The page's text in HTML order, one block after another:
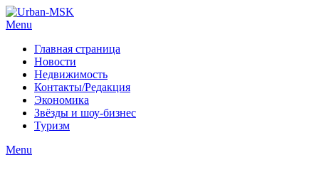
Menu
Главная страница
Новости
Недвижимость
Контакты/Редакция
Экономика
Звёзды и шоу-бизнес
Туризм
Menu